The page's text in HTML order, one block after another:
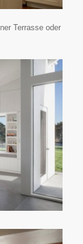
Terrasse oder